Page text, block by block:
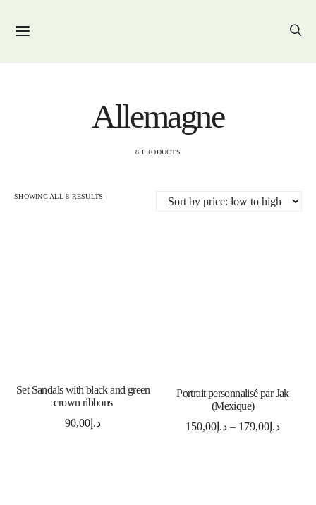
Allemagne
8 PRODUCTS
SHOWING ALL 8 RESULTS
SELECT OPTIONS
Set Sandals with black and green
crown ribbons
د.إ 90,00
SELECT OPTIONS
Portrait personnalisé par Jak
(Mexique)
د.إ 150,00 – د.إ 179,00